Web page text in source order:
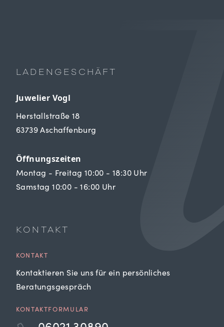
LADENGESCHÄFT
Juwelier Vogl
Herstallstraße 18
63739 Aschaffenburg
Öffnungszeiten
Montag - Freitag 10:00 - 18:30 Uhr
Samstag 10:00 - 16:00 Uhr
KONTAKT
KONTAKT
Kontaktieren Sie uns für ein persönliches
Beratungsgespräch
KONTAKTFORMULAR